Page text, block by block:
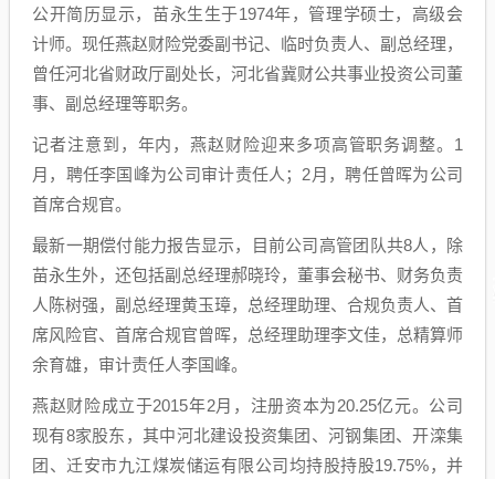
公开简历显示，苗永生生于1974年，管理学硕士，高级会
计师。现任燕赵财险党委副书记、临时负责人、副总经理，
曾任河北省财政厅副处长，河北省冀财公共事业投资公司董
事、副总经理等职务。
记者注意到，年内，燕赵财险迎来多项高管职务调整。1
月，聘任李国峰为公司审计责任人；2月，聘任曾晖为公司
首席合规官。
最新一期偿付能力报告显示，目前公司高管团队共8人，除
苗永生外，还包括副总经理郝晓玲，董事会秘书、财务负责
人陈树强，副总经理黄玉璋，总经理助理、合规负责人、首
席风险官、首席合规官曾晖，总经理助理李文佳，总精算师
余育雄，审计责任人李国峰。
燕赵财险成立于2015年2月，注册资本为20.25亿元。公司
现有8家股东，其中河北建设投资集团、河钢集团、开滦集
团、迁安市九江煤炭储运有限公司均持股持股19.75%，并